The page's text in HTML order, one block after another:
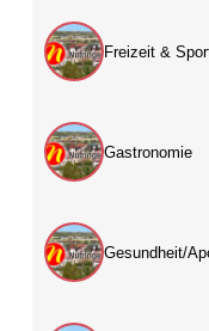
Freizeit &
Gastronomie
Gesundheit/